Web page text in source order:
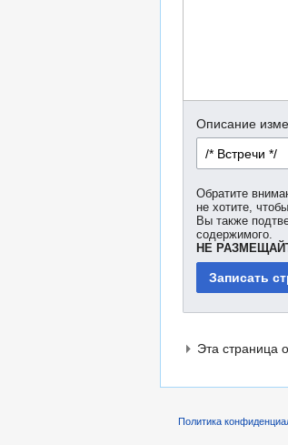
Описание
Обратите
не хотите,
Вы также
содержимого.
НЕ
Эта страница
Политика